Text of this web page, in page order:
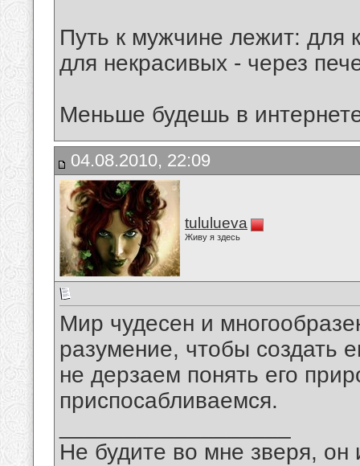
Путь к мужчине лежит: для
для некрасивых - через
Меньше будешь в
04.08.2010, 22:09
tululueva
Живу я здесь
Мир чудесен и
разумение, чтобы создать
не дерзаем понять его
приспосабливаемся.
Не будите во мне зверя, он